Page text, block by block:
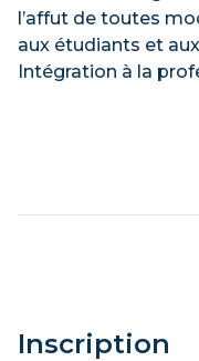
l’affut de toutes
aux étudiants et
Intégration à la
Inscription